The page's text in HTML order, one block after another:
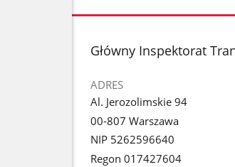
galerii.
stopka
Główny Inspektorat
ADRES
Al. Jerozolimskie 94
00-807 Warszawa
NIP 5262596640
Regon 017427604